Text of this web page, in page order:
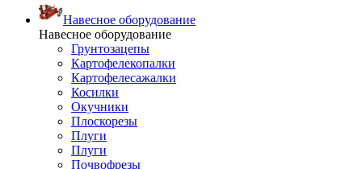
Навесное оборудование
Навесное оборудование
Грунтозацепы
Картофелекопалки
Картофелесажалки
Косилки
Окучники
Плоскорезы
Плуги
Плуги
Почвофрезы